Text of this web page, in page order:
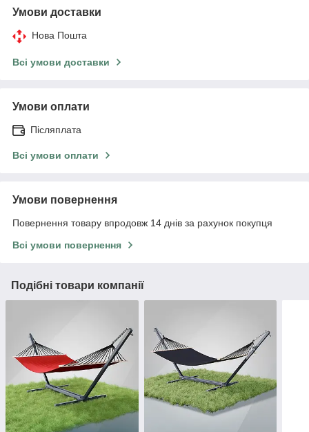
Умови доставки
Нова Пошта
Всі умови доставки
Умови оплати
Післяплата
Всі умови оплати
Умови повернення
Повернення товару впродовж 14 днів за рахунок покупця
Всі умови повернення
Подібні товари компанії